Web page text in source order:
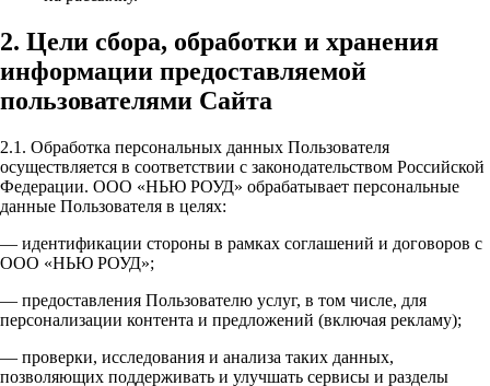
2. Цели сбора, обработки и хранения
информации предоставляемой
пользователями Сайта
2.1. Обработка персональных данных Пользователя
осуществляется в соответствии с законодательством Российской
Федерации. ООО «НЬЮ РОУД» обрабатывает персональные
данные Пользователя в целях:
— идентификации стороны в рамках соглашений и договоров с
ООО «НЬЮ РОУД»;
— предоставления Пользователю услуг, в том числе, для
персонализации контента и предложений (включая рекламу);
— проверки, исследования и анализа таких данных,
позволяющих поддерживать и улучшать сервисы и разделы